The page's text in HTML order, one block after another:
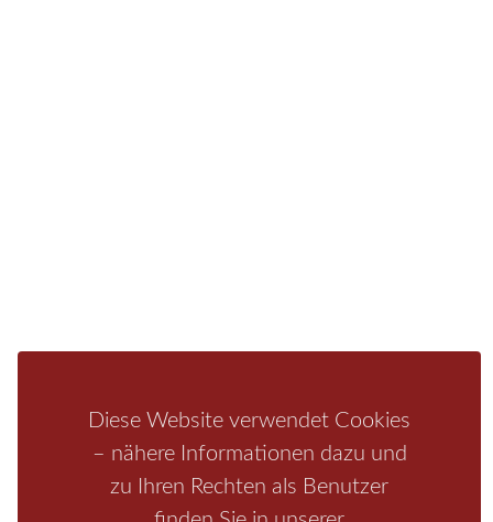
Diese Website verwendet Cookies
– nähere Informationen dazu und
zu Ihren Rechten als Benutzer
Boofen Mediathek